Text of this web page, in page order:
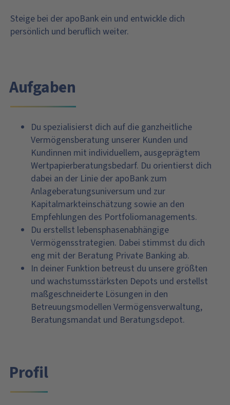
Steige bei der apoBank ein und entwickle dich
persönlich und beruflich weiter.
Aufgaben
Du spezialisierst dich auf die ganzheitliche
Vermögensberatung unserer Kunden und
Kundinnen mit individuellem, ausgeprägtem
Wertpapierberatungsbedarf. Du orientierst dich
dabei an der Linie der apoBank zum
Anlageberatungsuniversum und zur
Kapitalmarkteinschätzung sowie an den
Empfehlungen des Portfoliomanagements.
Du erstellst lebensphasenabhängige
Vermögensstrategien. Dabei stimmst du dich
eng mit der Beratung Private Banking ab.
In deiner Funktion betreust du unsere größten
und wachstumsstärksten Depots und erstellst
maßgeschneiderte Lösungen in den
Betreuungsmodellen Vermögensverwaltung,
Beratungsmandat und Beratungsdepot.
Profil